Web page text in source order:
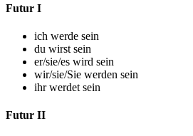
Futur I
ich werde sein
du wirst sein
er/sie/es wird sein
wir/sie/Sie werden sein
ihr werdet sein
Futur II